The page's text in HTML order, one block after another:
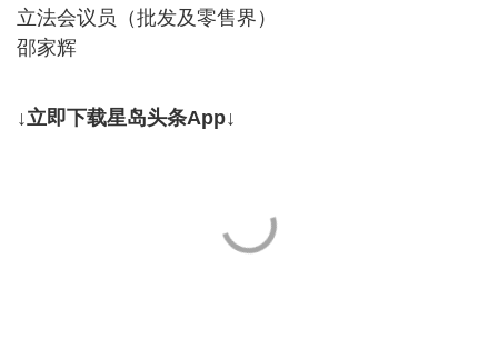
立法会议员（批发及零售界）
邵家辉
↓立即下载星岛头条App↓